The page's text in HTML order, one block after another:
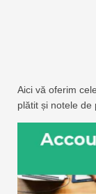
Aici vă oferim
plătit și notele de